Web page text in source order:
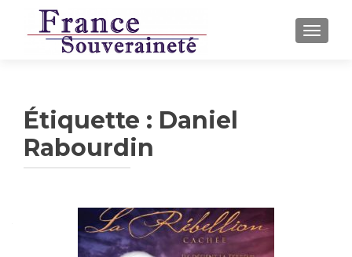
Étiquette : Daniel
Rabourdin